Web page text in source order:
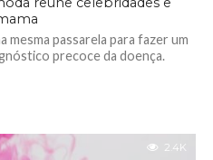
mesma passarela para fazer um
precoce da doença.
2.4K